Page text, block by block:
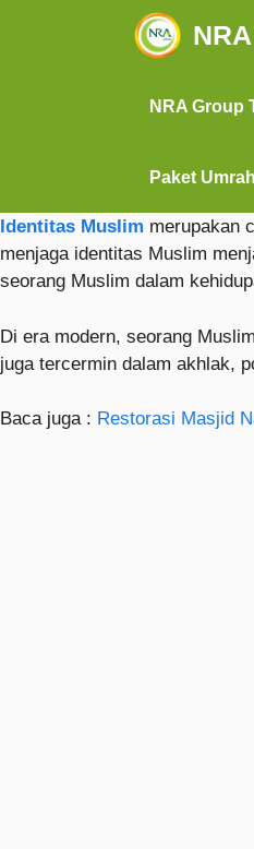
NRA Group
Paket
Identitas Muslim merupakan
menjaga identitas Muslim
seorang Muslim dalam
Di era modern, seorang
juga tercermin dalam akhlak,
Baca juga : Restorasi Masjid